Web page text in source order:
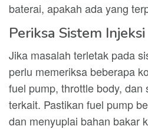
baterai, apakah ada yang
Periksa Sistem Injeksi
Jika masalah terletak pada
perlu memeriksa beberapa
fuel pump, throttle body, dan
terkait. Pastikan fuel pump
dan menyuplai bahan bakar